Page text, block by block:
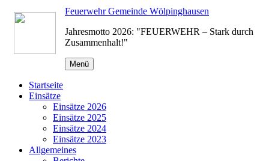
Zum
Inhalt
Feuerwehr Gemeinde Wölpinghausen
Jahresmotto 2026: "FEUERWEHR – Stark durch
Zusammenhalt!"
Menü
Startseite
Einsätze
Einsätze 2026
Einsätze 2025
Einsätze 2024
Einsätze 2023
Allgemeines